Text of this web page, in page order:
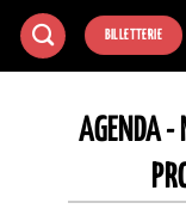
Passer
BILLETTERIE
AGENDA -